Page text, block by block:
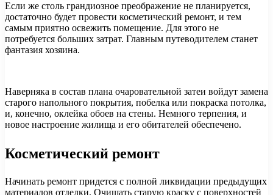
Если же столь грандиозное преображение не планируется,
достаточно будет провести косметический ремонт, и тем
самым приятно освежить помещение. Для этого не
потребуется больших затрат. Главным путеводителем станет
фантазия хозяина.
Наверняка в состав плана очаровательной затеи войдут замена
старого напольного покрытия, побелка или покраска потолка,
и, конечно, оклейка обоев на стены. Немного терпения, и
новое настроение жилища и его обитателей обеспечено.
Косметический ремонт
Начинать ремонт придется с полной ликвидации предыдущих
материалов отделки. Очищать старую краску с поверхностей